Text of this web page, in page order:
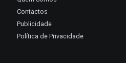
Contactos
Publicidade
Política de Privacidade